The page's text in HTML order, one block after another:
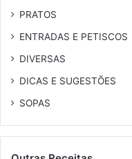
PRATOS
ENTRADAS E PETISCOS
DIVERSAS
DICAS E SUGESTÕES
SOPAS